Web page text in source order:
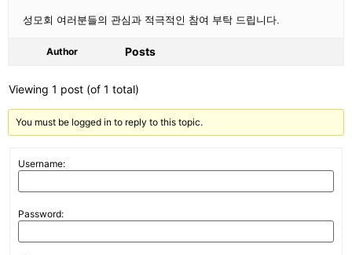
성모회 여러분들의 관심과 적극적인 참여 부탁 드립니다.
Author Posts
Viewing 1 post (of 1 total)
You must be logged in to reply to this topic.
Username:
Password: